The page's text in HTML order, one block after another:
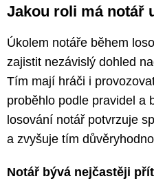
Jakou roli má notář
Úkolem notáře během
zajistit nezávislý dohled
Tím mají hráči i
proběhlo podle pravidel a
losování notář potvrzuje
a zvyšuje tím
Notář bývá nejčastěji